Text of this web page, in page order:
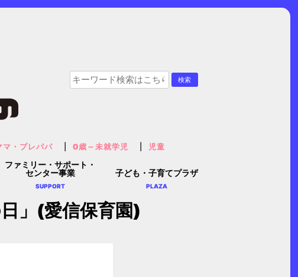
ファミリー・サポート・
センター事業
SUPPORT
子ども・子育てプラザ
PLAZA
マ・プレパパ 0歳～未就学児 児童
」(愛信保育園)